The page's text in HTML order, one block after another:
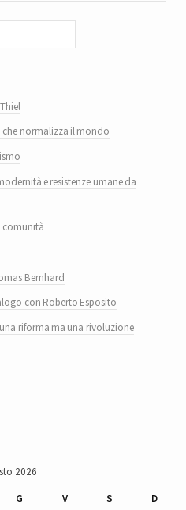
che normalizza il mondo
e resistenze umane da
comunità
Bernhard
con Roberto Esposito
riforma ma una rivoluzione
2026
G V S D